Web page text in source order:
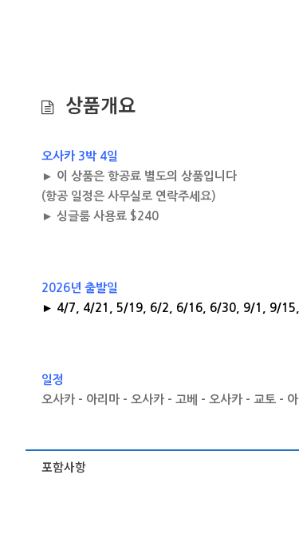
상품개요
오사카 3박 4일
► 이 상품은 항공료 별도의 상품입니다
(항공 일정은 사무실로 연락주세요)
► 싱글룸 사용료 $240
2026년 출발일
► 4/7, 4/21, 5/19, 6/2, 6/16, 6/30, 9/1, 9/
일정
오사카 – 아리마 – 오사카 – 고베 – 오사카 – 교토 –
포함사항